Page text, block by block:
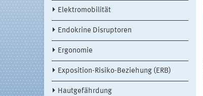
Elektromobilität
Endokrine Disruptoren
Ergonomie
Exposition-Risiko-Beziehung (ERB)
Hautgefährdung